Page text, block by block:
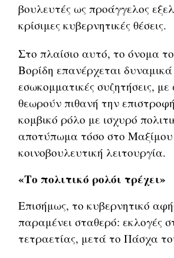
βουλευτές ως προάγγελος
κρίσιμες κυβερνητικές θέσεις.
Στο πλαίσιο αυτό, το όνομα
Βορίδη επανέρχεται δυναμικά
εσωκομματικές συζητήσεις,
θεωρούν πιθανή την
κομβικό ρόλο με ισχυρό
αποτύπωμα τόσο στο Μαξίμου
κοινοβουλευτική λειτουργία.
«Το πολιτικό ρολόι τρέχει»
Επισήμως, το κυβερνητικό
παραμένει σταθερό: εκλογές
τετραετίας, μετά το Πάσχα